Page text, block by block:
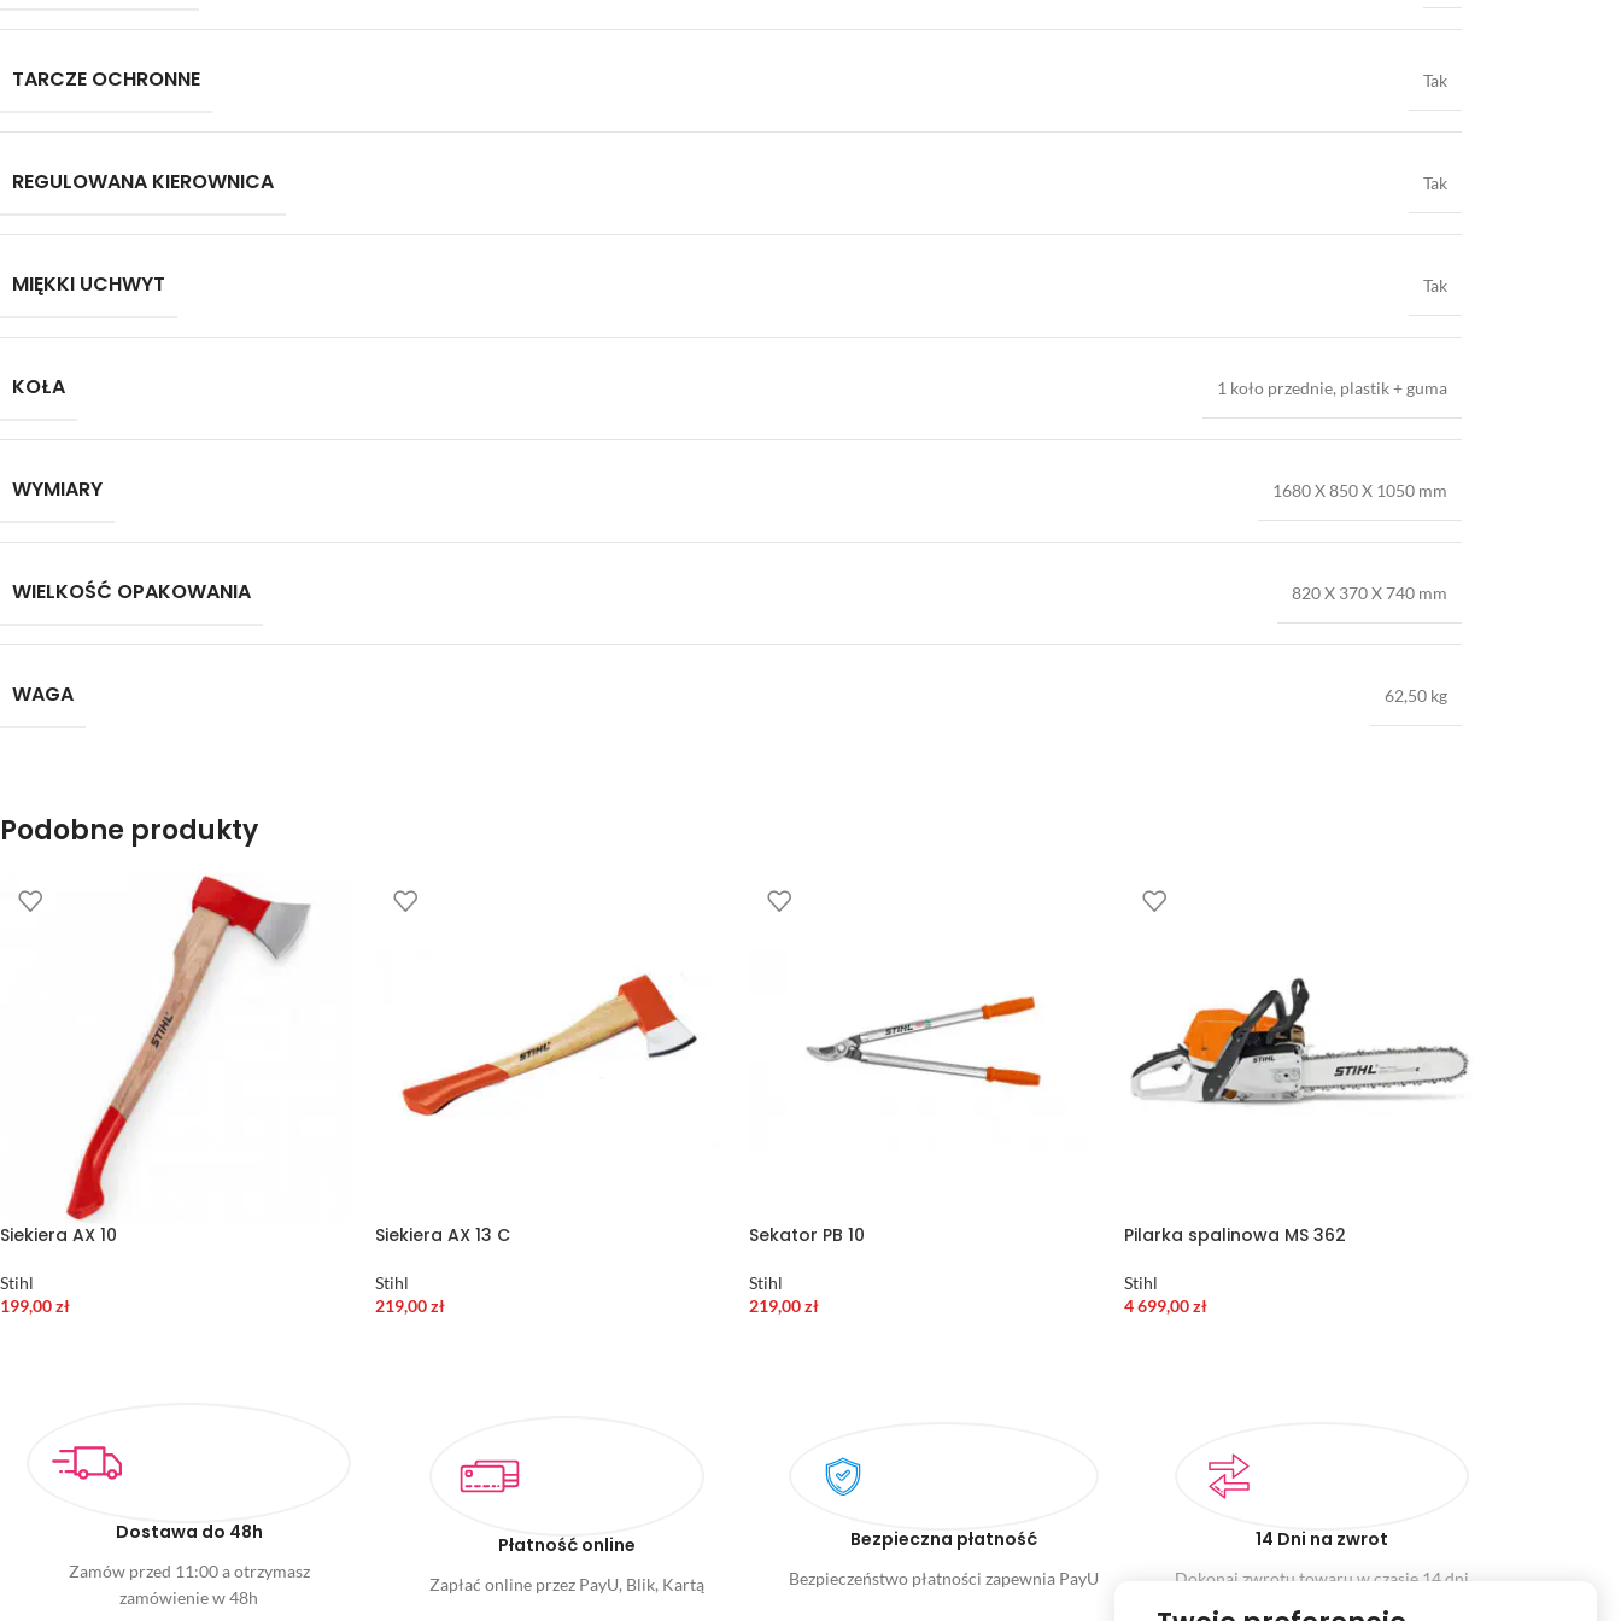
TARCZE OCHRONNE Tak
REGULOWANA KIEROWNICA Tak
MIĘKKI UCHWYT Tak
KOŁA 1 koło przednie, plastik + guma
WYMIARY 1680 X 850 X 1050 mm
WIELKOŚĆ OPAKOWANIA 820 X 370 X 740 mm
WAGA 62,50 kg
Podobne produkty
Siekiera AX 10
Stihl
199,00zł
Siekiera AX 13 C
Stihl
219,00zł
Sekator PB 10
Stihl
219,00zł
Pilarka spalinowa MS 362
Stihl
4 699,00zł
Dostawa do 48h
Zamów przed 11:00 a otrzymasz
zamówienie w 48h
Płatność online
Zapłać online przez PayU, Blik, Kartą
Bezpieczna płatność
Bezpieczeństwo płatności zapewnia PayU
14 Dni na zwrot
Dokonaj zwrotu towaru w czasie 14 dni